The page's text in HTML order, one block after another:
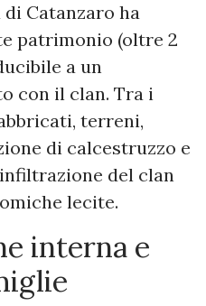
Catanzaro ha
patrimonio (oltre 2
a un
con il clan. Tra i
terreni,
di calcestruzzo e
del clan
lecite.
interna e